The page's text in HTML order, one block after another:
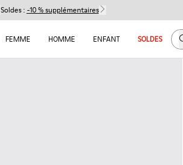
Soldes : -10 % supplémentaires
FEMME HOMME ENFANT SOLDES